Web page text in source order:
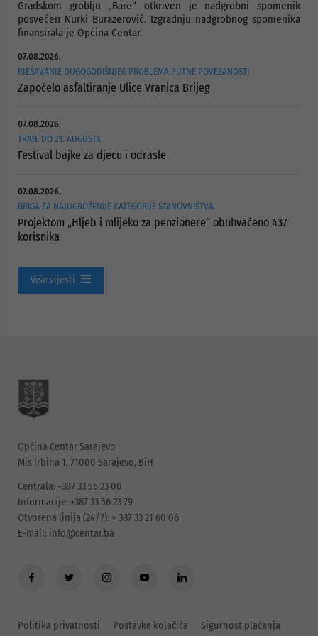
Gradskom groblju „Bare“ otkriven je nadgrobni spomenik
posvećen Nurki Burazerović. Izgradnju nadgrobnog spomenika
finansirala je Općina Centar.
07.08.2026.
RJEŠAVANJE DUGOGODIŠNJEG PROBLEMA PUTNE POVEZANOSTI
Započelo asfaltiranje Ulice Vranica Brijeg
07.08.2026.
TRAJE DO 21. AUGUSTA
Festival bajke za djecu i odrasle
07.08.2026.
BRIGA ZA NAJUGROŽENIJE KATEGORIJE STANOVNIŠTVA
Projektom „Hljeb i mlijeko za penzionere“ obuhvaćeno 437
korisnika
Više vijesti
Općina Centar Sarajevo
Mis Irbina 1, 71000 Sarajevo, BiH
Centrala: +387 33 56 23 00
Informacije: +387 33 56 23 79
Otvorena linija (24/7): + 387 33 21 60 06
E-mail: info@centar.ba
Politika privatnosti Postavke kolačića Sigurnost plaćanja